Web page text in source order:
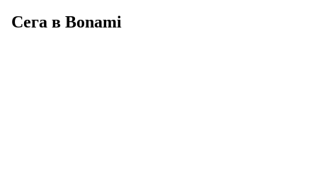
Сега в Bonami